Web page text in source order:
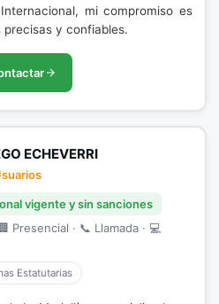
mi compromiso es
y confiables.
ECHEVERRI
vigente y sin sanciones
Presencial · 📞 Llamada · 💻
Estatutarias